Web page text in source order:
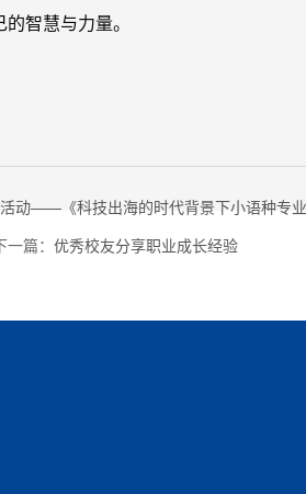
智慧与力量。
动——《科技出海的时代背景下小语种专
一篇： 优秀校友分享职业成长经验